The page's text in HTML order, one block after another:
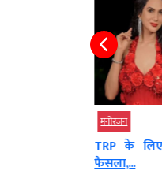
मनोरंजन
150
हुई...